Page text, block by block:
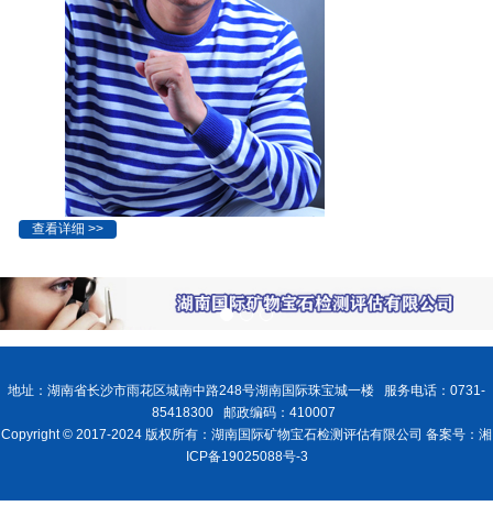
查看详细 >>
地址：湖南省长沙市雨花区城南中路248号湖南国际珠宝城一楼 服务电话：0731-
85418300 邮政编码：410007
Copyright © 2017-2024 版权所有：湖南国际矿物宝石检测评估有限公司 备案号：湘
ICP备19025088号-3